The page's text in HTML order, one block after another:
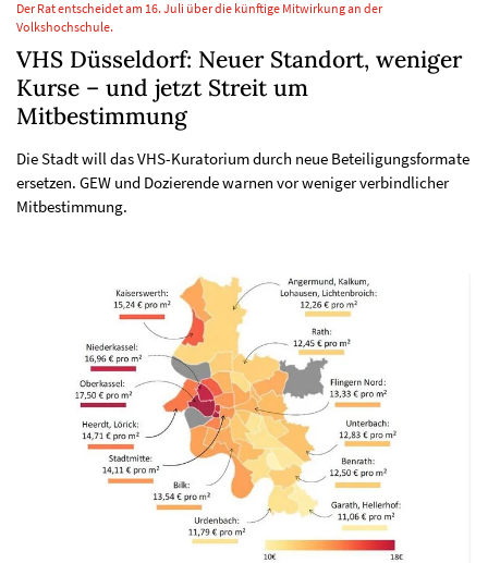
Der Rat entscheidet am 16. Juli über die künftige Mitwirkung an der
Volkshochschule.
VHS Düsseldorf: Neuer Standort, weniger
Kurse – und jetzt Streit um
Mitbestimmung
Die Stadt will das VHS-Kuratorium durch neue Beteiligungsformate
ersetzen. GEW und Dozierende warnen vor weniger verbindlicher
Mitbestimmung.